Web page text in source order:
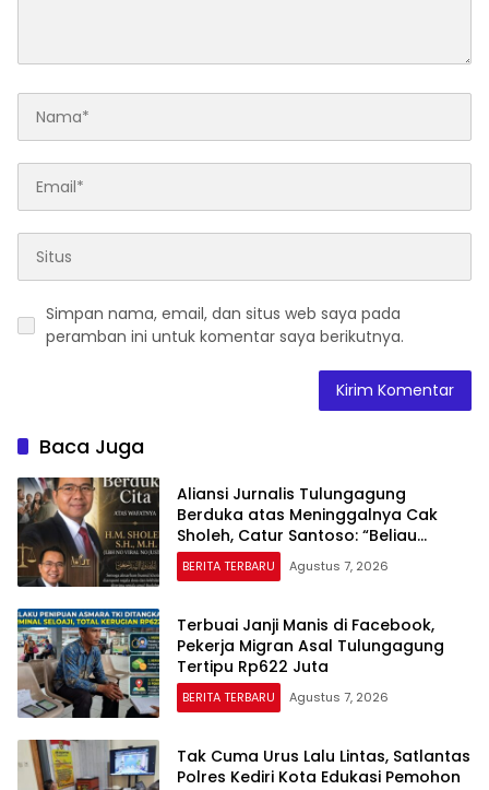
Simpan nama, email, dan situs web saya pada
peramban ini untuk komentar saya berikutnya.
Baca Juga
Aliansi Jurnalis Tulungagung
Berduka atas Meninggalnya Cak
Sholeh, Catur Santoso: “Beliau
Pejuang Keadilan yang Vokal”
BERITA TERBARU Agustus 7, 2026
Terbuai Janji Manis di Facebook,
Pekerja Migran Asal Tulungagung
Tertipu Rp622 Juta
BERITA TERBARU Agustus 7, 2026
Tak Cuma Urus Lalu Lintas, Satlantas
Polres Kediri Kota Edukasi Pemohon